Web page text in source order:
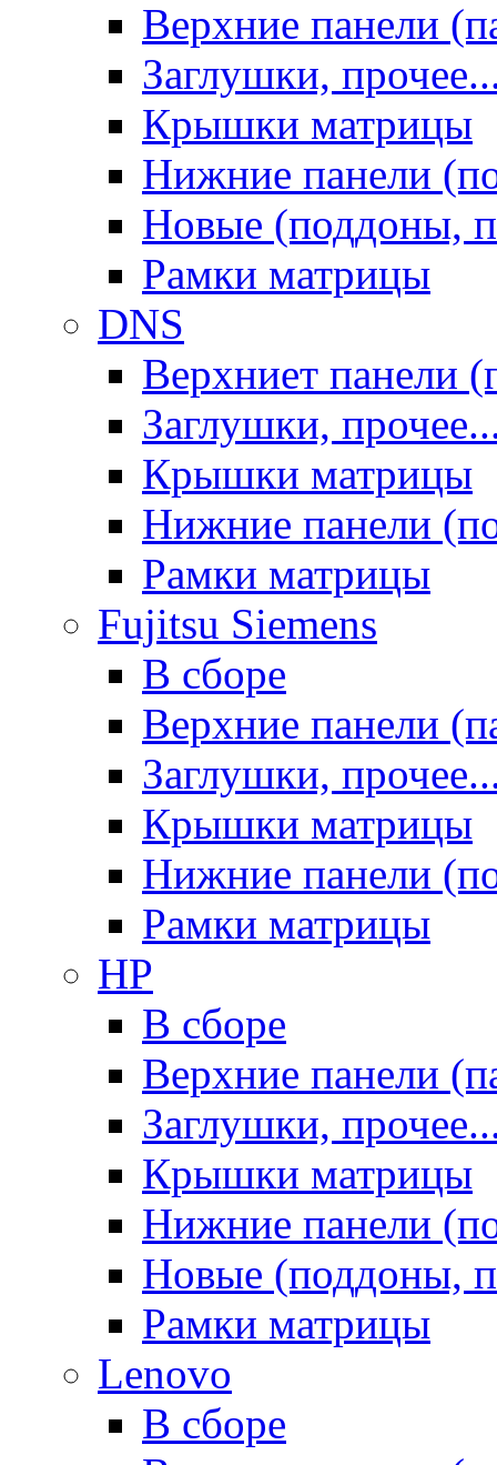
Верхние панели
Заглушки,
Крышки матрицы
Нижние панели
Новые (поддоны,
Рамки матрицы
DNS
Верхниет панели
Заглушки,
Крышки матрицы
Нижние панели
Рамки матрицы
Fujitsu Siemens
В сборе
Верхние панели
Заглушки,
Крышки матрицы
Нижние панели
Рамки матрицы
HP
В сборе
Верхние панели
Заглушки,
Крышки матрицы
Нижние панели
Новые (поддоны,
Рамки матрицы
Lenovo
В сборе